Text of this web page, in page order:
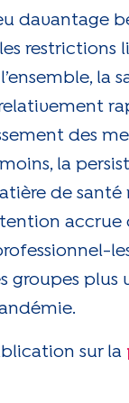
davantage
restrictions
l’ensemble, la
relativement
des
la
de santé
accrue
groupes plus
sur la